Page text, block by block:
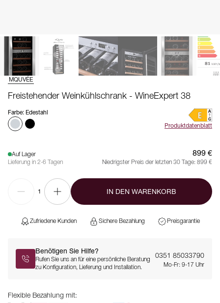
MQUVÉE
Freistehender Weinkühlschrank - WineExpert 38
Farbe: Edestahl
Produktdatenblatt
Auf Lager
Lieferung in 2-6 Tagen
899 €
Niedrigster Preis der letzten 30 Tage: 899 €
1 IN DEN WARENKORB
Zufriedene Kunden Sichere Bezahlung Preisgarantie
Benötigen Sie Hilfe?
Rufen Sie uns an für eine persönliche Beratung
zu Konfiguration, Lieferung und Installation.
0351 85033790
Mo-Fr: 9-17 Uhr
Flexible Bezahlung mit: